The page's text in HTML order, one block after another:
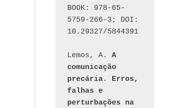
BOOK: 978-65-
5759-266-3; DOI:
10.29327/5844391
Lemos, A. A
comunicação
precária. Erros,
falhas e
perturbações na